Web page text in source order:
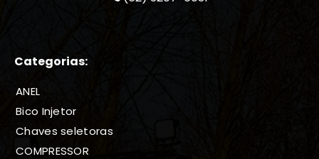
Categorias:
ANEL
Bico Injetor
Chaves seletoras
COMPRESSOR